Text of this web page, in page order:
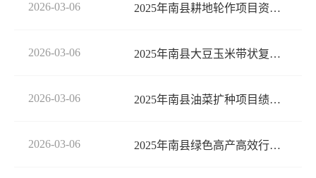
2026-03-06 2025年南县耕地轮作项目资金绩效自评报告
2026-03-06 2025年南县大豆玉米带状复合种植项目省级配套资金绩效自评报告
2026-03-06 2025年南县油菜扩种项目绩效自评报告
2026-03-06 2025年南县绿色高产高效行动项目资金绩效自评报告